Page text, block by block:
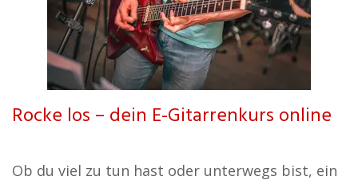
Rocke los – dein E-Gitarrenkurs online
Ob du viel zu tun hast oder unterwegs bist, ein